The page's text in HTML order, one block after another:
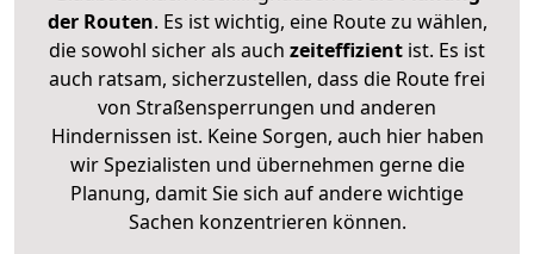
der Routen. Es ist wichtig, eine Route zu wählen,
die sowohl sicher als auch zeiteffizient ist. Es ist
auch ratsam, sicherzustellen, dass die Route frei
von Straßensperrungen und anderen
Hindernissen ist. Keine Sorgen, auch hier haben
wir Spezialisten und übernehmen gerne die
Planung, damit Sie sich auf andere wichtige
Sachen konzentrieren können.